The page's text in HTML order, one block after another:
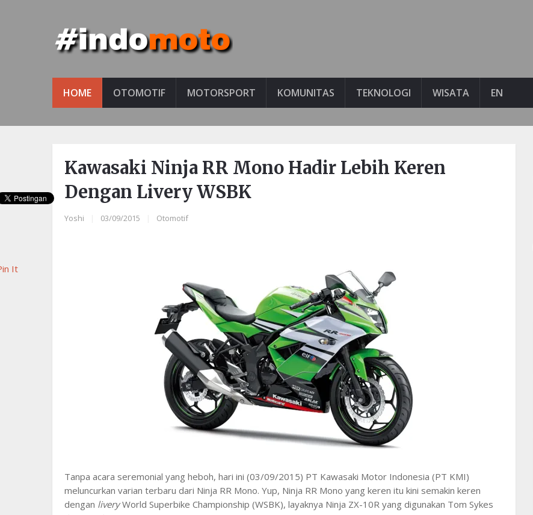
HOME OTOMOTIF MOTORSPORT KOMUNITAS TEKNOLOGI WISATA EN
Kawasaki Ninja RR Mono Hadir Lebih Keren
Dengan Livery WSBK
Yoshi 03/09/2015 Otomotif
Tanpa acara seremonial yang heboh, hari ini (03/09/2015) PT Kawasaki Motor Indonesia (PT KMI)
meluncurkan varian terbaru dari Ninja RR Mono. Yup, Ninja RR Mono yang keren itu kini semakin keren
dengan liveryWorld Superbike Championship (WSBK), layaknya Ninja ZX-10R yang digunakan Tom Sykes
It